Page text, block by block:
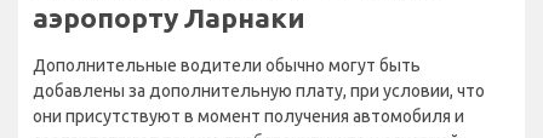
аэропорту Ларнаки
Дополнительные водители обычно могут быть
добавлены за дополнительную плату, при условии, что
они присутствуют в момент получения автомобиля и